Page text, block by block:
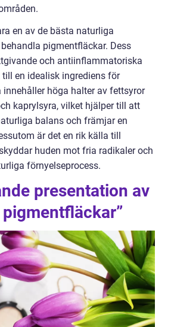
en av de bästa naturliga
pigmentfläckar. Dess
och antiinflammatoriska
till en idealisk ingrediens för
innehåller höga halter av fettsyror
kaprylsyra, vilket hjälper till att
balans och främjar en
är det en rik källa till
huden mot fria radikaler och
förnyelseprocess.
presentation av